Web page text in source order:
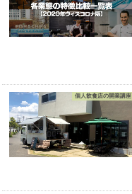
個人飲食店の開業講座